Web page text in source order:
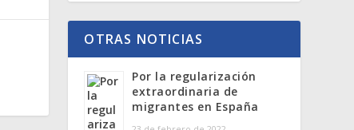
OTRAS NOTICIAS
Por la regularización
extraordinaria de
migrantes en España